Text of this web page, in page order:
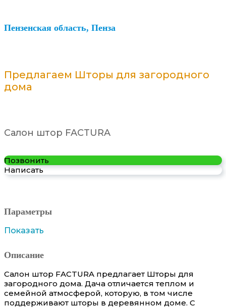
Пензенская область, Пенза
Предлагаем Шторы для загородного
дома
Салон штор FACTURA
Позвонить
Написать
Параметры
Показать
Описание
Салон штор FACTURA предлагает Шторы для
загородного дома. Дача отличается теплом и
семейной атмосферой, которую, в том числе
поддерживают шторы в деревянном доме. С